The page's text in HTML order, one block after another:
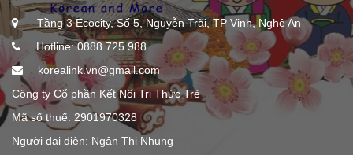
Tầng 3 Ecocity, Số 5, Nguyễn Trãi, TP Vinh, Nghệ An
Hotline: 0888 725 988
korealink.vn@gmail.com
Công ty Cổ phần Kết Nối Tri Thức Trẻ
Mã số thuế: 2901970328
Người đại diện: Ngân Thị Nhung